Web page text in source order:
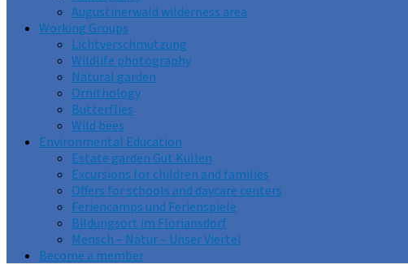
Augustinerwald wilderness area
Working Groups
Lichtverschmutzung
Wildlife photography
Natural garden
Ornithology
Butterflies
Wild bees
Environmental Education
Estate garden Gut Kullen
Excursions for children and families
Offers for schools and daycare centers
Feriencamps und Ferienspiele
Bildungsort im Floriansdorf
Mensch – Natur – Unser Viertel
Become a member